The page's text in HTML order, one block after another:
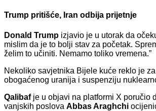
Trump pritišće, Iran odbija prijetnje
Donald Trump izjavio je u utorak da
mislim da je to bolji stav za početak.
želim to učiniti. Nemamo toliko vremena.”
Nekoliko savjetnika Bijele kuće reklo je za
obogaćenog uranija i suspenziju
Qalibafje u objavi na platformi X poručio
vanjskih poslova Abbas Araghchi